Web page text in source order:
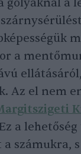
gólyáknál a
a
Az el nem
a
számukra,